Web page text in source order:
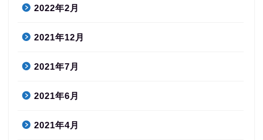
2022年2月
2021年12月
2021年7月
2021年6月
2021年4月